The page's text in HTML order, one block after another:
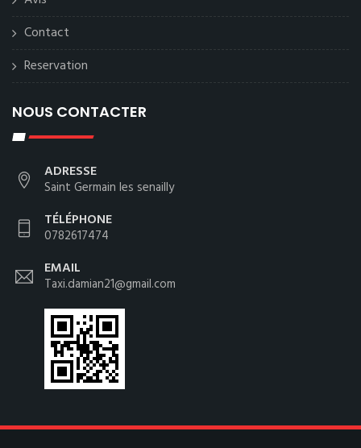
Contact
Reservation
NOUS CONTACTER
ADRESSE
Saint Germain les senailly
TÉLÉPHONE
0782617474
EMAIL
Taxi.damian21@gmail.com